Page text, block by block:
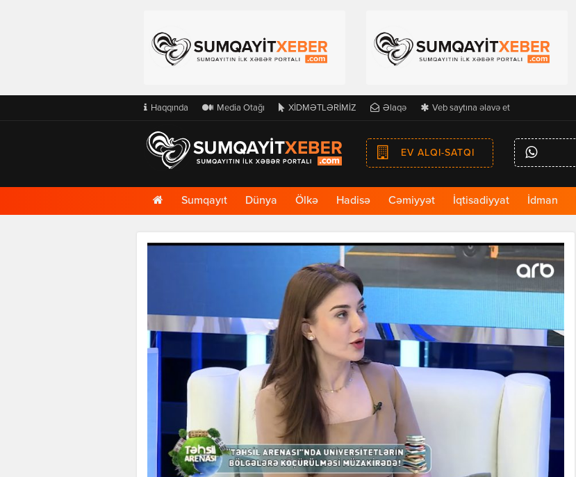
Haqqında Media Otağı XİDMƏTLƏRİMİZ Əlaqə Veb saytına əlavə et
EV ALQI-SATQI
Ana
Səhifə
Sumqayıt Dünya Ölkə Hadisə Cəmiyyət İqtisadiyyat İdman